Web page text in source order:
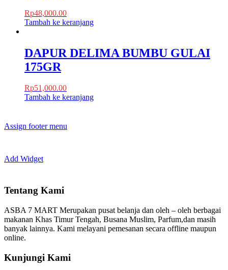
Rp48,000.00
Tambah ke keranjang
DAPUR DELIMA BUMBU GULAI
175GR
Rp51,000.00
Tambah ke keranjang
Assign footer menu
Add Widget
Tentang Kami
ASBA 7 MART Merupakan pusat belanja dan oleh – oleh berbagai
makanan Khas Timur Tengah, Busana Muslim, Parfum,dan masih
banyak lainnya. Kami melayani pemesanan secara offline maupun
online.
Kunjungi Kami